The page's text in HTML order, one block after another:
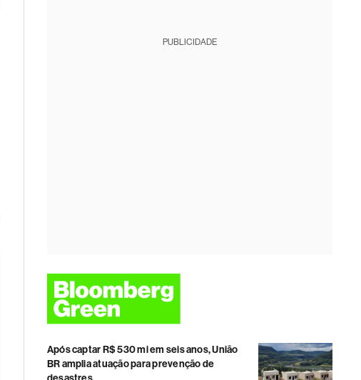
PUBLICIDADE
Após captar R$ 530 mi em seis anos, União
BR amplia atuação para prevenção de